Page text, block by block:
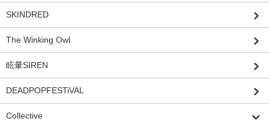
SKINDRED
The Winking Owl
眩暈SIREN
DEADPOPFESTiVAL
Collective